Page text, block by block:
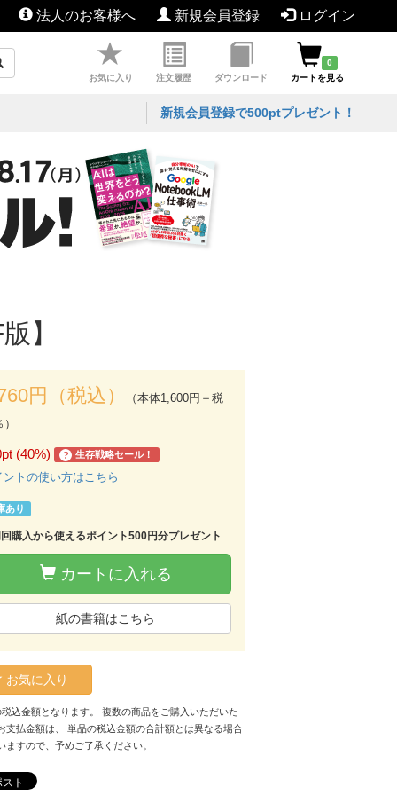
法人のお客様へ 新規会員登録 ログイン
お気に入り 注文履歴 ダウンロード
0
カートを見る
新規会員登録で500ptプレゼント！
】
円（税込）
（本体1,600円＋税
(40%) ? 生存戦略セール！
ントの使い方はこちら
あり
購入から使えるポイント500円分プレゼント
カートに入れる
紙の書籍はこちら
お気に入り
込金額となります。 複数の商品をご購入いただいた
支払金額は、 単品の税込金額の合計額とは異なる場合
ますので、予めご了承ください。
ト